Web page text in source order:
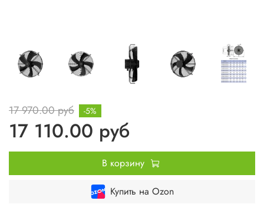
17 970.00 руб
17 110.00 руб
-5%
В корзину
Купить на Ozon